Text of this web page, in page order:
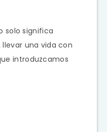
solo significa
una vida con
introduzcamos